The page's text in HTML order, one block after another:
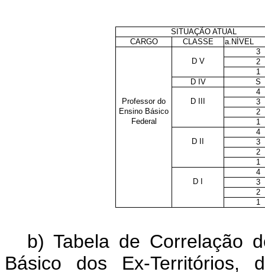
SITUAÇÃO ATUAL
CARGO
CLASSE
a.NÍVEL
3
D V
2
1
D IV
S
4
Professor do
D III
3
Ensino Básico
2
Federal
1
4
D II
3
2
1
4
D I
3
2
1
b) Tabela de Correlação
Básico dos Ex-